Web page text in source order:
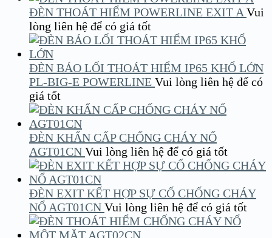
ĐÈN THOÁT HIỂM POWERLINE EXIT A Vui
lòng liên hệ để có giá tốt
ĐÈN BÁO LỐI THOÁT HIỂM IP65 KHỔ LỚN
PL-BIG-E POWERLINE Vui lòng liên hệ để có
giá tốt
ĐÈN KHẨN CẤP CHỐNG CHÁY NỔ
AGT01CN Vui lòng liên hệ để có giá tốt
ĐÈN EXIT KẾT HỢP SỰ CỐ CHỐNG CHÁY
NỔ AGT01CN Vui lòng liên hệ để có giá tốt